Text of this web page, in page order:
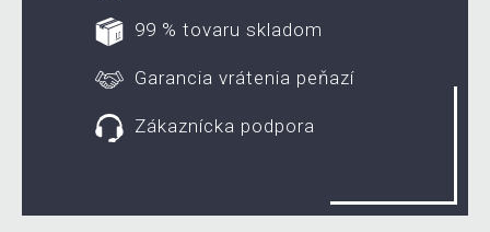
99 % tovaru skladom
Garancia vrátenia peňazí
Zákaznícka podpora